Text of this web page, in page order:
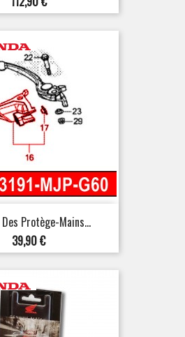
Protège-Mains...
Prix
39,90 €